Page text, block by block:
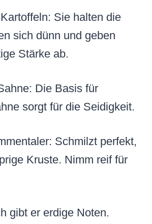
Sie halten die
sich dünn und geben
Stärke ab.
Die Basis für
sorgt für die Seidigkeit.
Schmilzt perfekt,
Kruste. Nimm reif für
gibt er erdige Noten.